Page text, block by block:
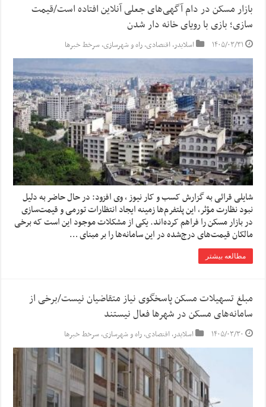
بازار مسکن در دام آگهی‌های جعلی آنلاین افتاده است/قیمت
سازی؛ بازی با رویای خانه دار شدن
۱۴۰۵/۰۳/۳۱ اسلایدر,اقتصادی,راه و شهرسازی,سرخط خبرها
شایلی قرائی به گزارش کسب و کار نیوز ، وی افزود: در حال حاضر به دلیل
نبود نظارت مؤثر، این پلتفرم‌ها زمینه ایجاد انتظارات تورمی و قیمت‌سازی
در بازار مسکن را فراهم کرده‌اند. یکی از مشکلات موجود این است که برخی
مالکان قیمت‌های درج‌شده در این سامانه‌ها را بر مبنای …
مطالعه بیشتر
مبلغ تسهیلات مسکن پاسخگوی نیاز متقاضیان نیست/برخی از
سامانه‌های مسکن در شهر‌ها فعال نیستند
۱۴۰۵/۰۳/۳۰ اسلایدر,اقتصادی,راه و شهرسازی,سرخط خبرها